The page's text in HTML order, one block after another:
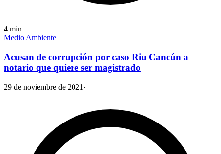
4 min
Medio Ambiente
Acusan de corrupción por caso Riu Cancún a
notario que quiere ser magistrado
29 de noviembre de 2021 ·